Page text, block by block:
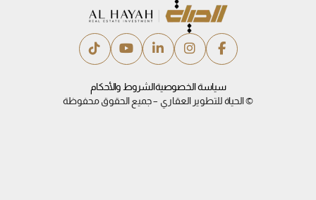
سياسة الخصوصيةالشروط والأحكام
© الحياة للتطوير العقاري – جميع الحقوق محفوظة